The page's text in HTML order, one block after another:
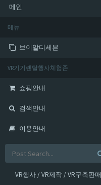
메인
메뉴
브이알디세븐
VR기기렌탈행사체험존
쇼핑안내
검색안내
이용안내
VR행사 / VR제작 / VR구축판매